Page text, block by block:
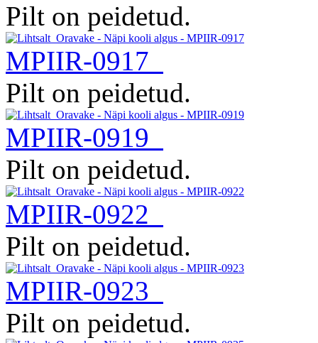
Pilt on peidetud.
MPIIR-0917
Pilt on peidetud.
MPIIR-0919
Pilt on peidetud.
MPIIR-0922
Pilt on peidetud.
MPIIR-0923
Pilt on peidetud.